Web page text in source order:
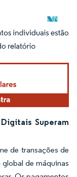
conforme CC BY 4.0.
Superam
de transações de
de máquinas